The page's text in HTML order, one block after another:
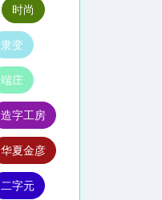
时尚
隶变
端庄
造字工房
华夏金彦
二字元